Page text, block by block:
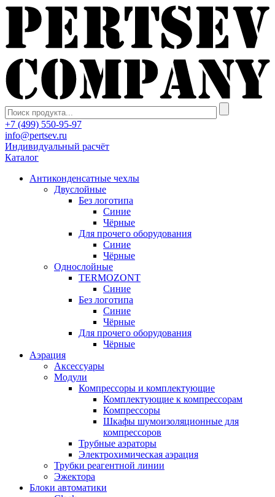
+7 (499) 550-95-97
info@pertsev.ru
Индивидуальный расчёт
Каталог
Антиконденсатные чехлы
Двуслойные
Без логотипа
Синие
Чёрные
Для прочего оборудования
Синие
Чёрные
Однослойные
TERMOZONT
Синие
Без логотипа
Синие
Чёрные
Для прочего оборудования
Чёрные
Аэрация
Аксессуары
Модули
Компрессоры и комплектующие
Комплектующие к компрессорам
Компрессоры
Шкафы шумоизоляционные для
компрессоров
Трубные аэраторы
Электрохимическая аэрация
Трубки реагентной линии
Эжектора
Блоки автоматики